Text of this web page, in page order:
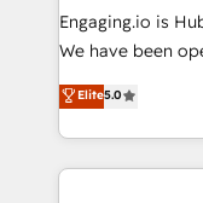
contratar e
fiscal no Brasil e
Oferecemos
HubSpot que
Engaging.io is
We have been
one of HubSpot's
capable Agency Partners
complex CRM
integrations,
Elite5.0